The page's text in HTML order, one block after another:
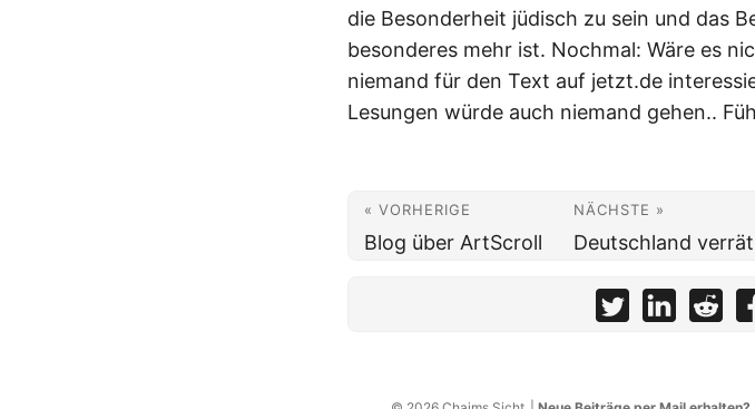
die Besonderheit jüdisch zu sein und das
besonderes mehr ist. Nochmal: Wäre es
niemand für den Text auf jetzt.de
Lesungen würde auch niemand gehen..
« VORHERIGE
Blog über ArtScroll
NÄCHSTE »
Deutschland